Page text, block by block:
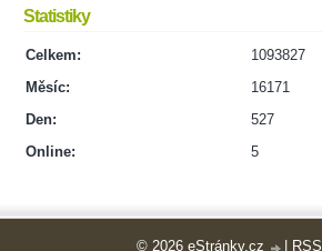
Statistiky
Online: 5
Celkem:
1093827
Měsíc:
16171
Den:
527
© 2026 eStránky.cz RSS